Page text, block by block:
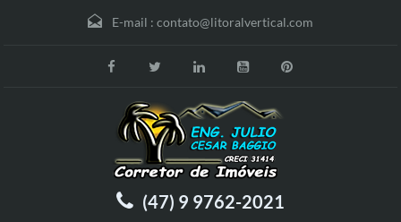
E-mail : contato@litoralvertical.com
(47) 9 9762-2021